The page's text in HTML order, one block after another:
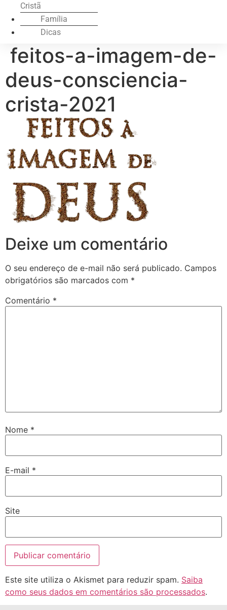
Cristã
Família
Dicas
feitos-a-imagem-de-
deus-consciencia-
crista-2021
Deixe um comentário
O seu endereço de e-mail não será publicado. Campos
obrigatórios são marcados com *
Comentário *
Nome *
E-mail *
Site
Este site utiliza o Akismet para reduzir spam. Saiba
como seus dados em comentários são processados.